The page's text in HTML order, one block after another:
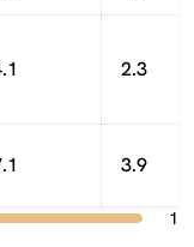
2.3
3.9
1